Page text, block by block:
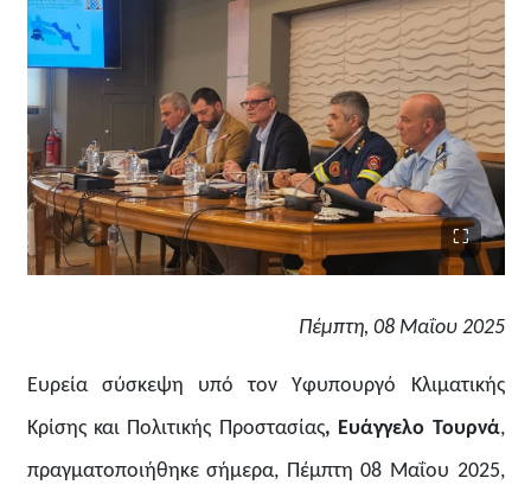
Πέμπτη, 08 Μαΐου 2025
Ευρεία σύσκεψη υπό τον Υφυπουργό Κλιματικής
Κρίσης και Πολιτικής Προστασίας, Ευάγγελο Τουρνά,
πραγματοποιήθηκε σήμερα, Πέμπτη 08 Μαΐου 2025,